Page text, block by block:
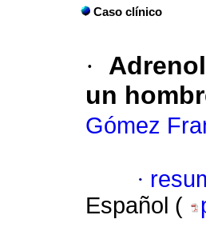
Caso clínico
·
un
Gómez
·
Español (